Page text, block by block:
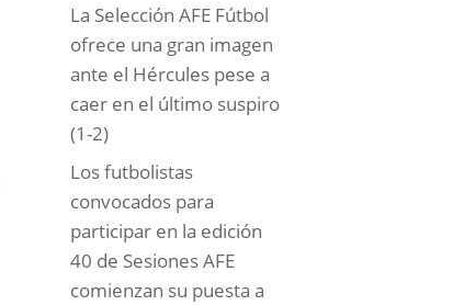
La Selección AFE Fútbol
ofrece una gran imagen
ante el Hércules pese a
caer en el último suspiro
(1-2)
Los futbolistas
convocados para
participar en la edición
40 de Sesiones AFE
comienzan su puesta a